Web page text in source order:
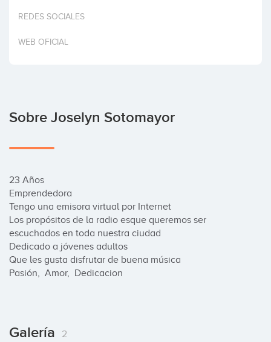
Invertir
REDES SOCIALES
WEB OFICIAL
Sobre Joselyn Sotomayor
23 Años
Emprendedora
Tengo una emisora virtual por Internet
Los propósitos de la radio esque queremos ser
escuchados en toda nuestra ciudad
Dedicado a jóvenes adultos
Que les gusta disfrutar de buena música
Pasión,  Amor,  Dedicacion
Galería 2